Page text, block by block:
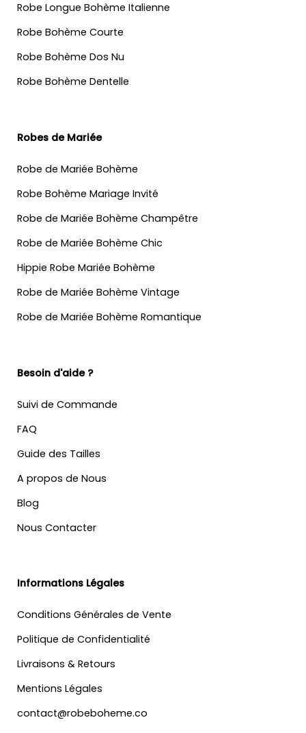
Robe Longue Bohème Italienne
Robe Bohème Courte
Robe Bohème Dos Nu
Robe Bohème Dentelle
Robes de Mariée
Robe de Mariée Bohème
Robe Bohème Mariage Invité
Robe de Mariée Bohème Champêtre
Robe de Mariée Bohème Chic
Hippie Robe Mariée Bohème
Robe de Mariée Bohème Vintage
Robe de Mariée Bohème Romantique
Besoin d'aide ?
Suivi de Commande
FAQ
Guide des Tailles
A propos de Nous
Blog
Nous Contacter
Informations Légales
Conditions Générales de Vente
Politique de Confidentialité
Livraisons & Retours
Mentions Légales
contact@robeboheme.co